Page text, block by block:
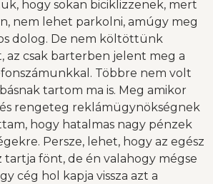
hogy sokan biciklizzenek, mert
nem lehet parkolni, amúgy meg
dolog. De nem költöttünk
az csak barterben jelent meg a
Többre nem volt
tartom ma is. Meg amikor
rengeteg reklámügynökségnek
hogy hatalmas nagy pénzek
Persze, lehet, hogy az egész
tartja fönt, de én valahogy mégse
cég hol kapja vissza azt a